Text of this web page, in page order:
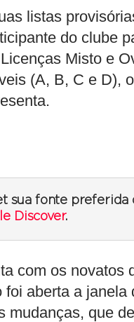
listas
do clube
Misto e
(A, B, C e D),
sua fonte
Discover.
com os
aberta a
mudanças, que